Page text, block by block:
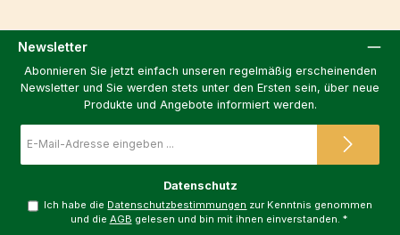
Newsletter
Abonnieren Sie jetzt einfach unseren regelmäßig erscheinenden
Newsletter und Sie werden stets unter den Ersten sein, über neue
Produkte und Angebote informiert werden.
Mail-
Datenschutz
Ich habe die Datenschutzbestimmungen zur Kenntnis genommen
und die AGB gelesen und bin mit ihnen einverstanden. *